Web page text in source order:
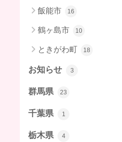
飯能市 16
鶴ヶ島市 10
ときがわ町 18
お知らせ 3
群馬県 23
千葉県 1
栃木県 4